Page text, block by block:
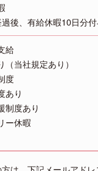
後、有給休暇10日分
給
当社規定あり）
度
あり
制度あり
ー休暇